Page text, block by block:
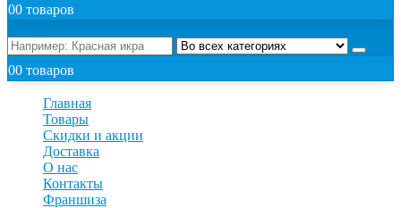
00 товаров
00 товаров
Главная
Товары
Скидки и акции
Доставка
О нас
Контакты
Франшиза